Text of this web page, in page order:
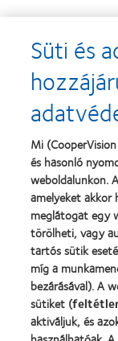
Learn
more
about
2013.
évi
Silmo
d’Or
díj
a
legjobb
termékért
–
MyDay™
Learn
more
about
Magyar
Vakok
és
Gyengénlátók
Országos
Szövetsége
Termékeink
Találja meg a
Süti és
Mi
és hasonló
weboldalunkon.
amelyeket akkor
meglátogat egy
törölheti, vagy
tartós sütik
míg a
bezárásával). A
sütiket (
aktiváljuk, és